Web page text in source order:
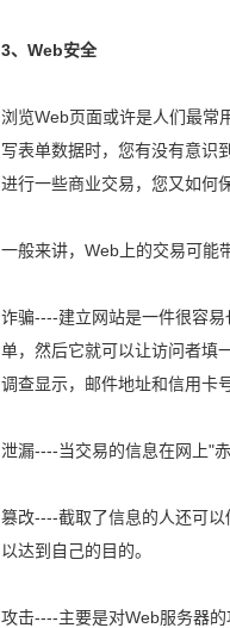
3、Web安全
浏览Web页面或许是人们最常
写表单数据时，您有没有意识
进行一些商业交易，您又如何
一般来讲，Web上的交易可能
诈骗----建立网站是一件很容
单，然后它就可以让访问者填
调查显示，邮件地址和信用卡
泄漏----当交易的信息在网上"
篡改----截取了信息的人还可
以达到自己的目的。
攻击----主要是对Web服务器